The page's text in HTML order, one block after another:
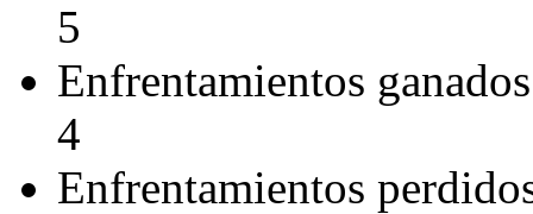
5
Enfrentamientos ganados
4
Enfrentamientos